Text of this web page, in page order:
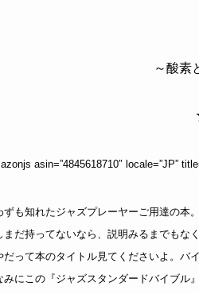
～酸素
asin=”4845618710″ locale=”JP”
ずも知れたジャズプレーヤーご用達の本。
まだ持ってないなら、説明みるまでもな
だって本のタイトル見てくださいよ。バ
みにこの『ジャズスタンダードバイブル